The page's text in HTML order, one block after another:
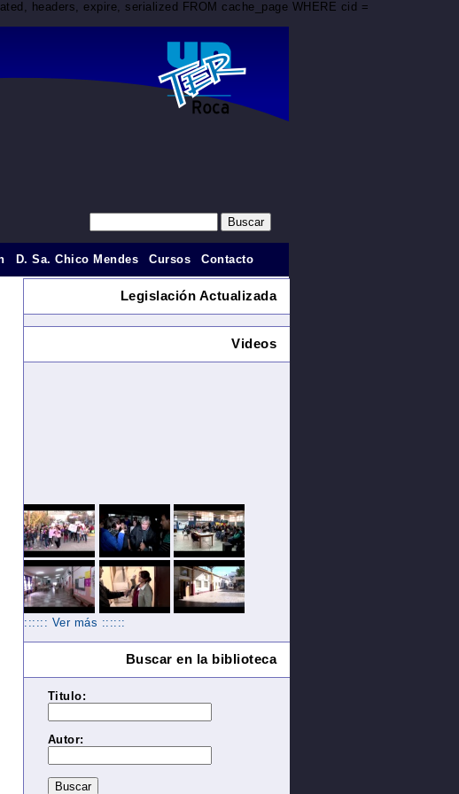
headers, expire, serialized FROM cache_page WHERE cid =
D. Sa. Chico Mendes Cursos Contacto
Legislación Actualizada
Videos
:::::: Ver más ::::::
Buscar en la biblioteca
Titulo:
Autor: